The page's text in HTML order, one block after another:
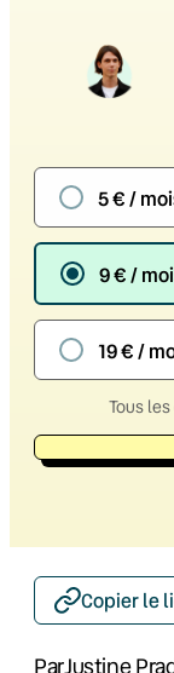
5 € /
9 € /
19 € /
Tous
Copier le
ParJustine